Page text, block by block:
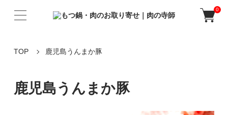
0
TOP 鹿児島うんまか豚
鹿児島うんまか豚